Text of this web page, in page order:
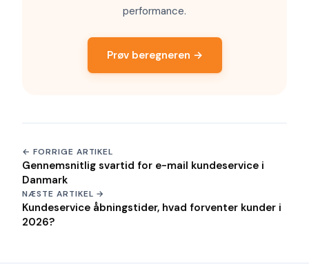
performance.
Prøv beregneren →
← FORRIGE ARTIKEL
Gennemsnitlig svartid for e-mail kundeservice i
Danmark
NÆSTE ARTIKEL →
Kundeservice åbningstider, hvad forventer kunder i
2026?